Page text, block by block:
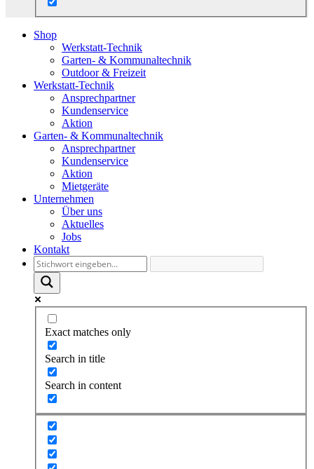
Shop
Werkstatt-Technik
Garten- & Kommunaltechnik
Outdoor & Freizeit
Werkstatt-Technik
Ansprechpartner
Kundenservice
Aktion
Garten- & Kommunaltechnik
Ansprechpartner
Kundenservice
Aktion
Mietgeräte
Unternehmen
Über uns
Aktuelles
Jobs
Kontakt
Exact matches only
Search in title
Search in content